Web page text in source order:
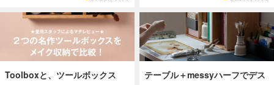
Toolboxと、ツールボックス
テーブル＋messyハーフでデス